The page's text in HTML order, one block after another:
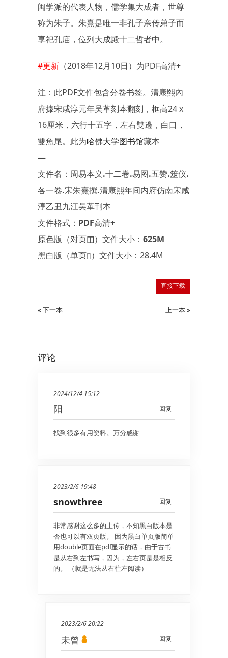
闽学派的代表人物，儒学集大成者，世尊
称为朱子。朱熹是唯一非孔子亲传弟子而
享祀孔庙，位列大成殿十二哲者中。
#更新 （2018年12月10日）为PDF高清+
注：此PDF文件包含分卷书签。清康熙內
府據宋咸淳元年吴革刻本翻刻，框高24 x
16厘米，六行十五字，左右雙邊，白口，
雙魚尾。此为哈佛大学图书馆藏本
—
文件名：周易本义.十二卷.易图.五赞.筮仪.
各一卷.宋朱熹撰.清康熙年间内府仿南宋咸
淳乙丑九江吴革刊本
文件格式：PDF高清+
原色版（对页◫）文件大小：625M
黑白版（单页▯）文件大小：28.4M
直接下载
« 下一本 上一本 »
评论
2024/12/4 15:12
回复
阳
找到很多有用资料。万分感谢
2023/2/6 19:48
回复
snowthree
非常感谢这么多的上传，不知黑白版本是
否也可以有双页版。 因为黑白单页版简单
用double页面在pdf显示的话，由于古书
是从右到左书写，因为，左右页是是相反
的。 （就是无法从右往左阅读）
2023/2/6 20:22
回复
未曾